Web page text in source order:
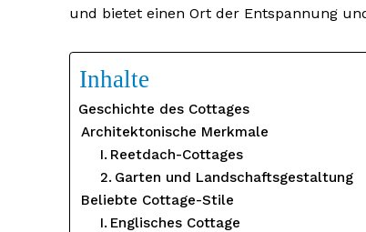
und bietet einen Ort der Entspannung
Inhalte
Geschichte des Cottages
Architektonische Merkmale
Reetdach-Cottages
Garten und Landschaftsgestaltung
Beliebte Cottage-Stile
Englisches Cottage